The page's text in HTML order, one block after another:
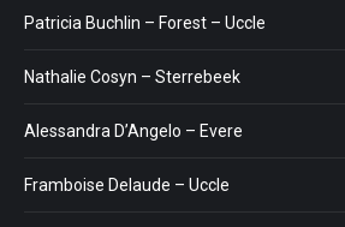
Patricia Buchlin – Forest – Uccle
Nathalie Cosyn – Sterrebeek
Alessandra D’Angelo – Evere
Framboise Delaude – Uccle